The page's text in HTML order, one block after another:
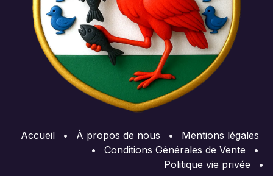
Accueil • À propos de nous •
Mentions légales
•
Conditions Générales de Vente
•
Politique vie privée
•